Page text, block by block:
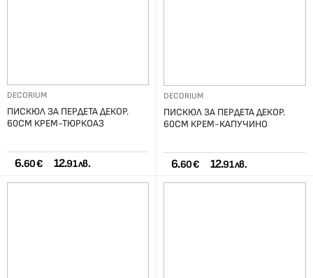
DECORIUM
ПИСКЮЛ ЗА ПЕРДЕТА ДЕКОР.
60СМ КРЕМ-ТЮРКОАЗ
6.60 € 12.91 лв.
DECORIUM
ПИСКЮЛ ЗА ПЕРДЕТА ДЕКОР.
60СМ КРЕМ-КАПУЧИНО
6.60 € 12.91 лв.